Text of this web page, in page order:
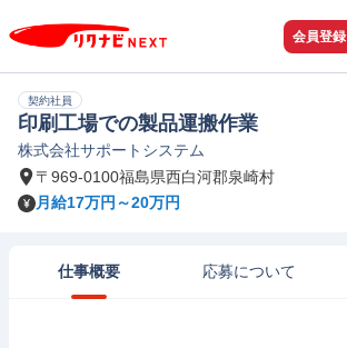
会員登録
契約社員
印刷工場での製品運搬作業
株式会社サポートシステム
〒969-0100福島県西白河郡泉崎村
月給17万円～20万円
仕事概要 応募について